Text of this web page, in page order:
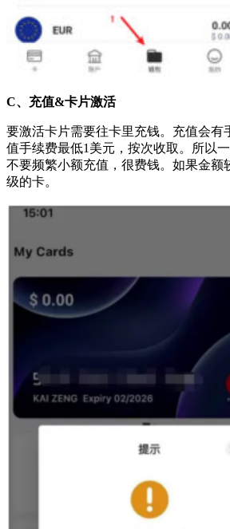
C、充值&卡片激活
要激活卡片需要往卡里充钱。充值会有
值手续费最低1美元，按次收取。所以一
不要频繁小额充值，很费钱。如果金额
级的卡。